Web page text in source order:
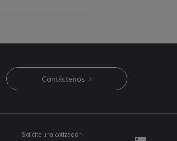
Contáctenos
Solicite una cotización